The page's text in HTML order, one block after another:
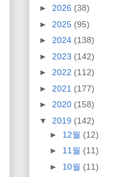
► 2026 (38)
► 2025 (95)
► 2024 (138)
► 2023 (142)
► 2022 (112)
► 2021 (177)
► 2020 (158)
▼ 2019 (142)
► 12월 (12)
► 11월 (11)
► 10월 (11)